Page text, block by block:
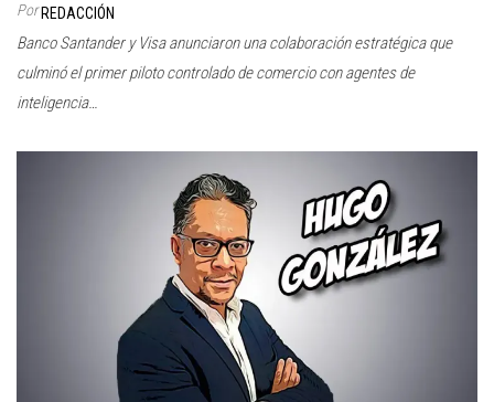
Por REDACCIÓN
Banco Santander y Visa anunciaron una colaboración estratégica que
culminó el primer piloto controlado de comercio con agentes de
inteligencia…